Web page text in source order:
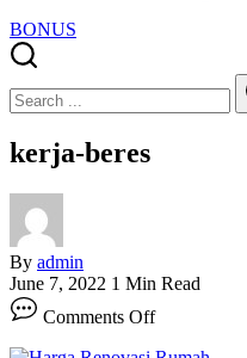
BONUS
Search
kerja-beres
By admin
June 7, 2022 1 Min Read
Comments Offkerja-
beres